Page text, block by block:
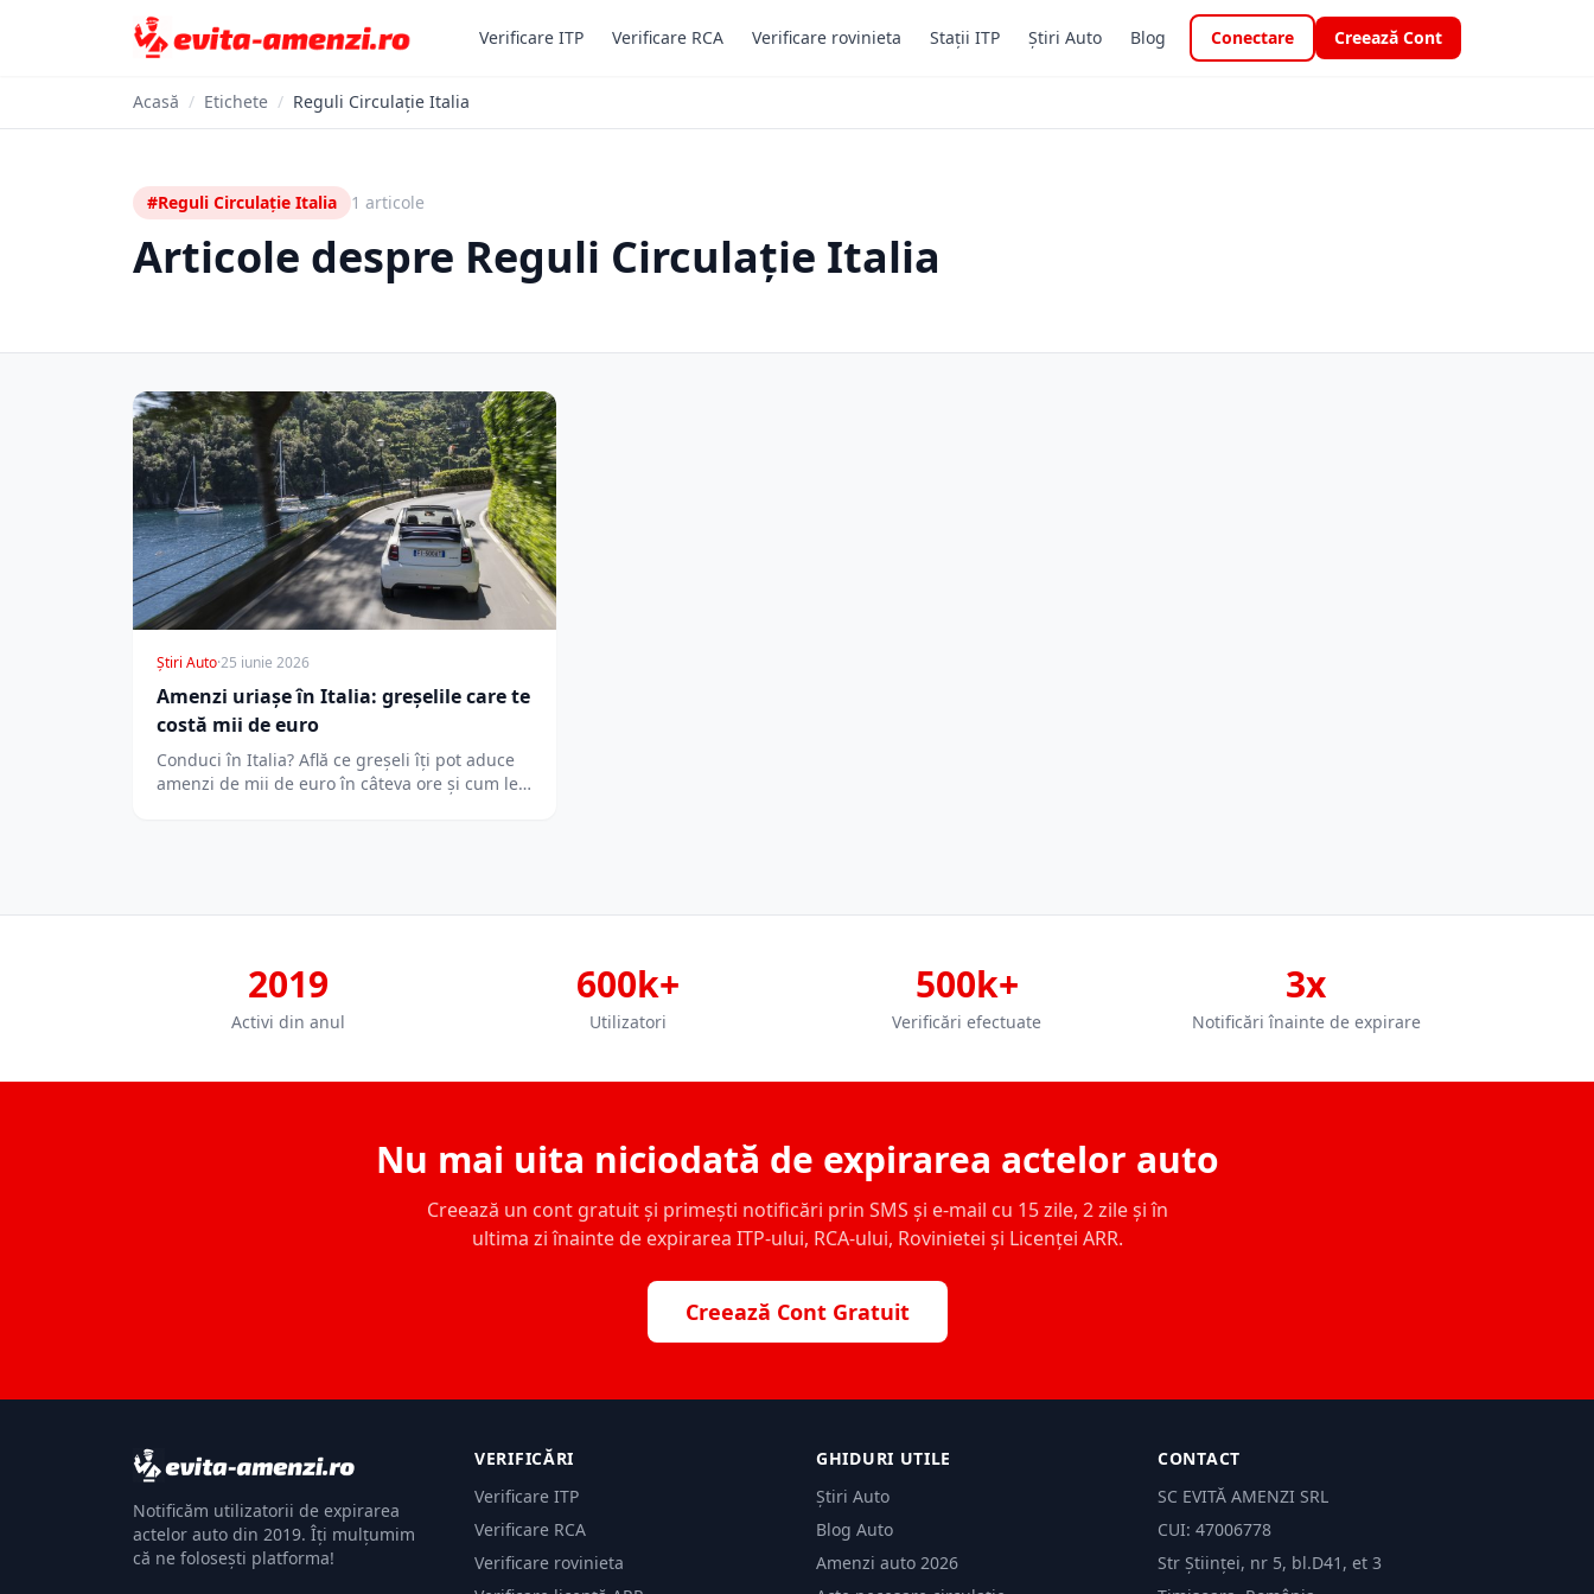
Verificare ITP Verificare RCA Verificare rovinieta Stații ITP Știri Auto Blog Conectare Creează Cont
Acasă / Etichete / Reguli Circulație Italia
#Reguli Circulație Italia 1 articole
Articole despre Reguli Circulație Italia
Știri Auto·25 iunie 2026
Amenzi uriașe în Italia: greșelile care te
costă mii de euro
Conduci în Italia? Află ce greșeli îți pot aduce
amenzi de mii de euro în câteva ore și cum le…
2019
Activi din anul
600k+
Utilizatori
500k+
Verificări efectuate
3x
Notificări înainte de expirare
Nu mai uita niciodată de expirarea actelor auto
Creează un cont gratuit și primești notificări prin SMS și e-mail cu 15 zile, 2 zile și în
ultima zi înainte de expirarea ITP-ului, RCA-ului, Rovinietei și Licenței ARR.
Creează Cont Gratuit
Notificăm utilizatorii de expirarea
actelor auto din 2019. Îți mulțumim
că ne folosești platforma!
VERIFICĂRI
Verificare ITP
Verificare RCA
Verificare rovinieta
GHIDURI UTILE
Știri Auto
Blog Auto
Amenzi auto 2026
CONTACT
SC EVITĂ AMENZI SRL
CUI: 47006778
Str Științei, nr 5, bl.D41, et 3